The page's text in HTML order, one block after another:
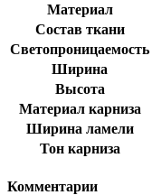
Материал
Состав ткани
Светопроницаемость
Ширина
Высота
Материал карниза
Ширина ламели
Тон карниза
Комментарии